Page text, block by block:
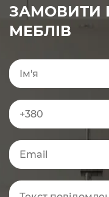
ЗАМОВИТИ
МЕБЛІВ